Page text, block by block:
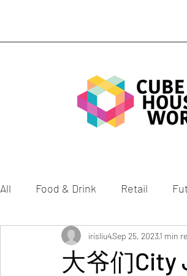
All Food & Drink Retail
Gen Z Health
大爷们City
irisliu4Sep 25, 20231 min